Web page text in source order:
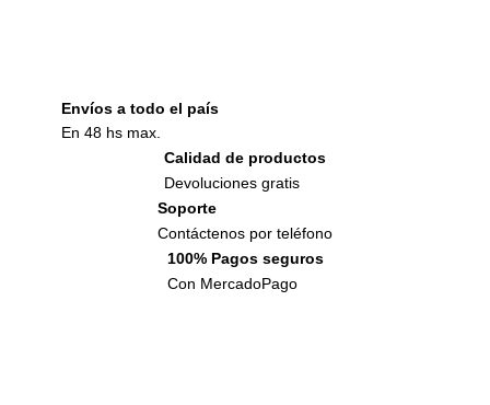
Envíos a todo el país
En 48 hs max.
Calidad de productos
Devoluciones gratis
Soporte
Contáctenos por teléfono
100% Pagos seguros
Con MercadoPago